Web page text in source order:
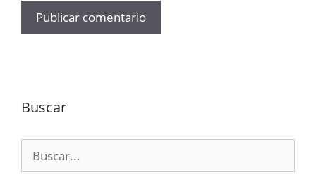
Buscar